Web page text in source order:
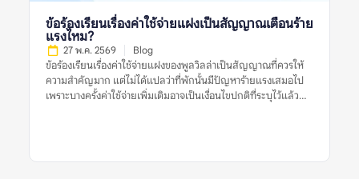
สำหรับหลายคน หากเลือกผิด ผลกระทบจะเกิดกับทั้งกลุ่ม ไม่ใช่แค่
ผู้จองคนเดียว ทำไมเรื่องนี้จึงสำคัญก่อนจองพูลวิลล่า? พูลวิลล่ามี
รายละเอียดมากกว่าที่พักทั่วไป เพราะต้องดูทั้งบ้านทั้งหลัง สระว่าย
น้ำ ห้องนอน ห้องน้ำ ครัว พื้นที่จอดรถ กฎบ้าน และเงื่อนไขค่าใช้จ่าย
หากดูรีวิวจากแหล่งเดียว อาจเห็นเฉพาะมุมที่แหล่งนั้นนำเสนอเด่น
ที่สุด ตัวอย่างเช่น […]
ข้อร้องเรียนเรื่องค่าใช้จ่ายแฝงเป็นสัญญาณเตือนร้าย
แรงไหม?
27 พ.ค. 2569 Blog
ข้อร้องเรียนเรื่องค่าใช้จ่ายแฝงของพูลวิลล่าเป็นสัญญาณที่ควรให้
ความสำคัญมาก แต่ไม่ได้แปลว่าที่พักนั้นมีปัญหาร้ายแรงเสมอไป
เพราะบางครั้งค่าใช้จ่ายเพิ่มเติมอาจเป็นเงื่อนไขปกติที่ระบุไว้แล้ว